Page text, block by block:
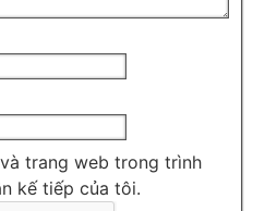
trang web trong trình
kế tiếp của tôi.